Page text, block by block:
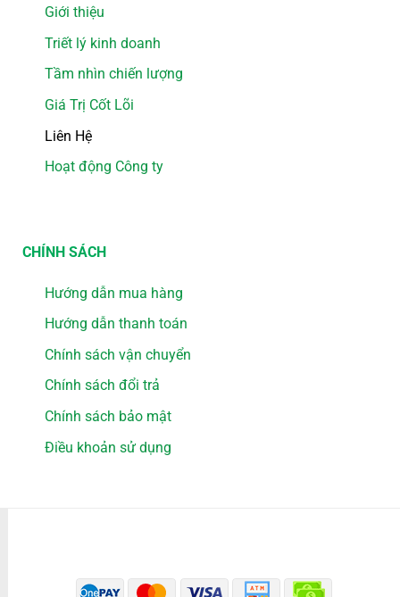
Giới thiệu
Triết lý kinh doanh
Tầm nhìn chiến lượng
Giá Trị Cốt Lõi
Liên Hệ
Hoạt động Công ty
CHÍNH SÁCH
Hướng dẫn mua hàng
Hướng dẫn thanh toán
Chính sách vận chuyển
Chính sách đổi trả
Chính sách bảo mật
Điều khoản sử dụng